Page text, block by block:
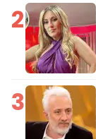
2
3